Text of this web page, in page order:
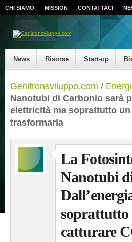
CHI SIAMO MISSION CONTATTACI
News Risorse Start-up
Genitronsviluppo.com /
Nanotubi di Carbonio sarà
elettricità ma soprattutto
trasformarla
La
Nanotubi
catturare